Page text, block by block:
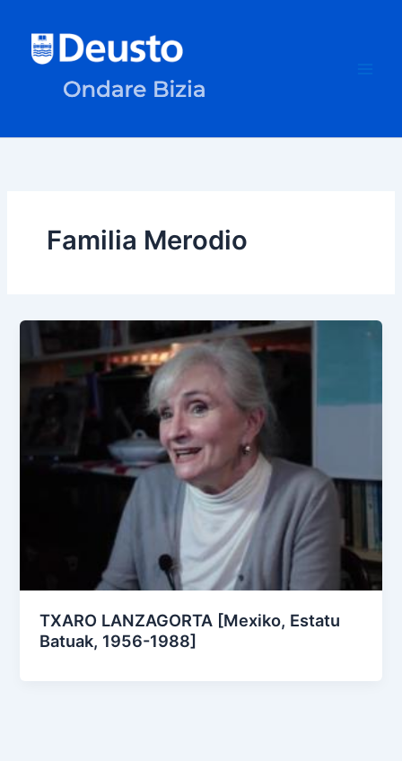
contenido
Familia Merodio
TXARO LANZAGORTA [Mexiko, Estatu
Batuak, 1956-1988]